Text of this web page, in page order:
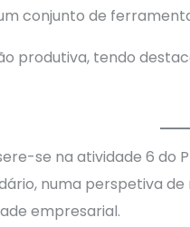
conjunto de
produtiva, tendo
se na atividade 6 do
numa perspetiva
empresarial.